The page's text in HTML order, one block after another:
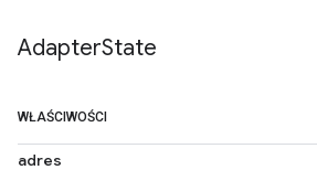
AdapterState
WŁAŚCIWOŚCI
adres